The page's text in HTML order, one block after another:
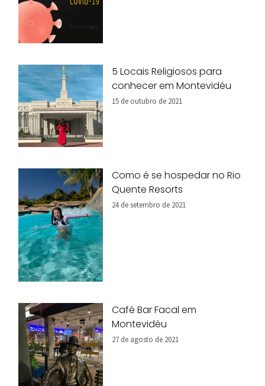
5 Locais Religiosos para
conhecer em Montevidéu
15 de outubro de 2021
Como é se hospedar no Rio
Quente Resorts
24 de setembro de 2021
Café Bar Facal em
Montevidéu
27 de agosto de 2021